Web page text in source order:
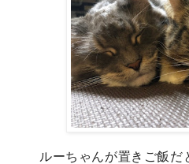
ルーちゃんが置きご飯だ